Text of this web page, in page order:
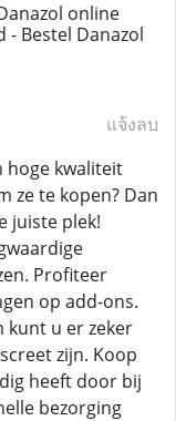
online
Bestel Danazol
แจ้งลบ
hoge kwaliteit
ze te kopen? Dan
juiste plek!
Profiteer
op add-ons.
kunt u er zeker
zijn. Koop
heeft door bij
bezorging